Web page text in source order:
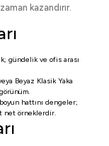
kazandırır.
gündelik ve ofis arası
Beyaz Klasik Yaka
hattını dengeler;
net örneklerdir.